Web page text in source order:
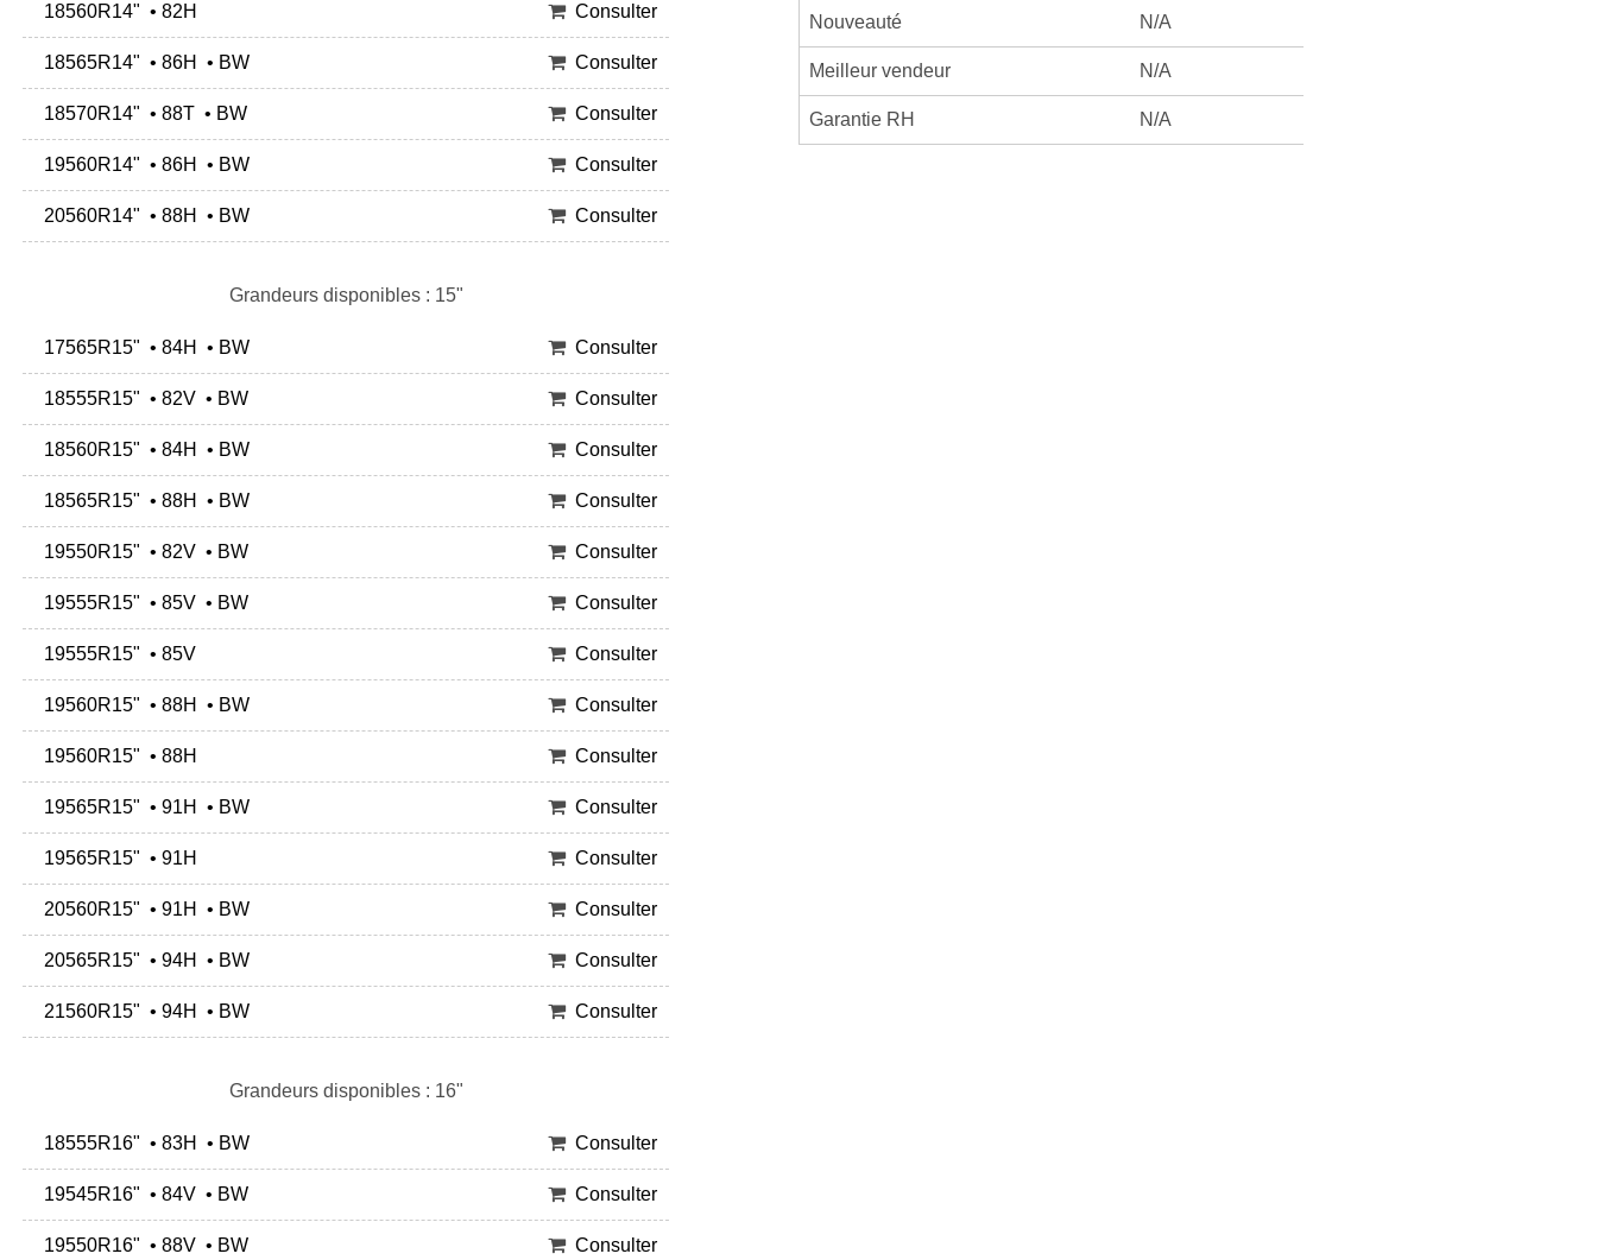
18560R14" • 82H Consulter
18565R14" • 86H • BW Consulter
18570R14" • 88T • BW Consulter
19560R14" • 86H • BW Consulter
20560R14" • 88H • BW Consulter
Grandeurs disponibles : 15"
17565R15" • 84H • BW Consulter
18555R15" • 82V • BW Consulter
18560R15" • 84H • BW Consulter
18565R15" • 88H • BW Consulter
19550R15" • 82V • BW Consulter
19555R15" • 85V • BW Consulter
19555R15" • 85V Consulter
19560R15" • 88H • BW Consulter
19560R15" • 88H Consulter
19565R15" • 91H • BW Consulter
19565R15" • 91H Consulter
20560R15" • 91H • BW Consulter
20565R15" • 94H • BW Consulter
21560R15" • 94H • BW Consulter
Grandeurs disponibles : 16"
18555R16" • 83H • BW Consulter
19545R16" • 84V • BW Consulter
19550R16" • 88V • BW Consulter
Nouveauté N/A
Meilleur vendeur N/A
Garantie RH N/A